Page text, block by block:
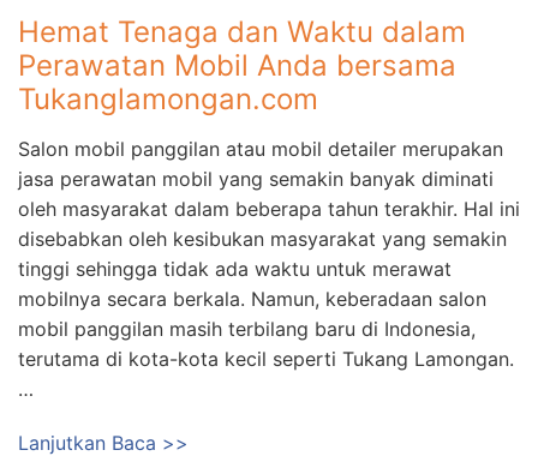
Hemat Tenaga dan Waktu dalam
Perawatan Mobil Anda bersama
Tukanglamongan.com
Salon mobil panggilan atau mobil detailer merupakan
jasa perawatan mobil yang semakin banyak diminati
oleh masyarakat dalam beberapa tahun terakhir. Hal ini
disebabkan oleh kesibukan masyarakat yang semakin
tinggi sehingga tidak ada waktu untuk merawat
mobilnya secara berkala. Namun, keberadaan salon
mobil panggilan masih terbilang baru di Indonesia,
terutama di kota-kota kecil seperti Tukang Lamongan.
…
Lanjutkan Baca >>